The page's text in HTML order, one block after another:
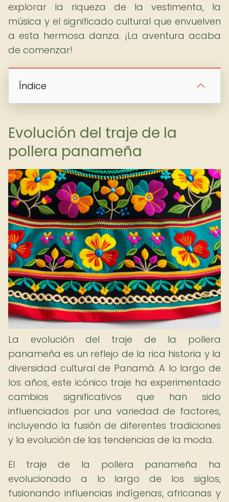
explorar la riqueza de la vestimenta, la
música y el significado cultural que envuelven
a esta hermosa danza. ¡La aventura acaba
de comenzar!
Índice
Evolución del traje de la
pollera panameña
La evolución del traje de la pollera
panameña es un reflejo de la rica historia y la
diversidad cultural de Panamá. A lo largo de
los años, este icónico traje ha experimentado
cambios significativos que han sido
influenciados por una variedad de factores,
incluyendo la fusión de diferentes tradiciones
y la evolución de las tendencias de la moda.
El traje de la pollera panameña ha
evolucionado a lo largo de los siglos,
fusionando influencias indígenas, africanas y